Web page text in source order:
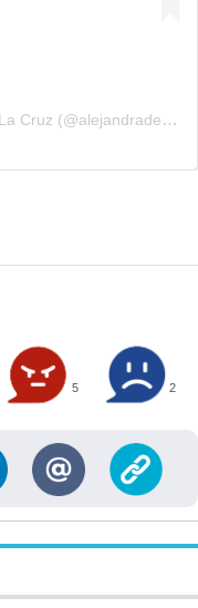
Una publicación compartida por Ale De La Cruz (@alejandradelacruz1)
5 2